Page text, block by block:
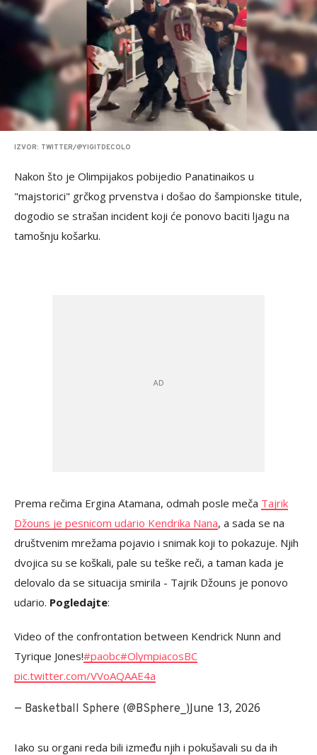
IZVOR: TWITTER/@YIGITDECOLO
Nakon što je Olimpijakos pobijedio Panatinaikos u
"majstorici" grčkog prvenstva i došao do šampionske titule,
dogodio se strašan incident koji će ponovo baciti ljagu na
tamošnju košarku.
Prema rečima Ergina Atamana, odmah posle meča Tajrik
Džouns je pesnicom udario Kendrika Nana, a sada se na
društvenim mrežama pojavio i snimak koji to pokazuje. Njih
dvojica su se koškali, pale su teške reči, a taman kada je
delovalo da se situacija smirila - Tajrik Džouns je ponovo
udario. Pogledajte:
Video of the confrontation between Kendrick Nunn and
Tyrique Jones!#paobc#OlympiacosBC
pic.twitter.com/VVoAQAAE4a
— Basketball Sphere (@BSphere_)June 13, 2026
Iako su organi reda bili između njih i pokušavali su da ih